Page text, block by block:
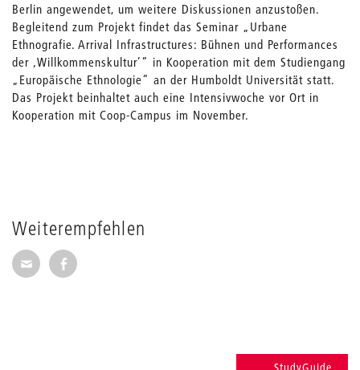
Weiterempfehlen
Seite per E-Mail weiterempfehlen
Seite auf Facebook weiterempfehlen
Berlin angewendet, um weitere Diskussionen anzustoßen.
Begleitend zum Projekt findet das Seminar „Urbane
Ethnografie. Arrival Infrastructures: Bühnen und Performances
der ‚Willkommenskultur’“ in Kooperation mit dem Studiengang
„Europäische Ethnologie“ an der Humboldt Universität statt.
Das Projekt beinhaltet auch eine Intensivwoche vor Ort in
Kooperation mit Coop-Campus im November.